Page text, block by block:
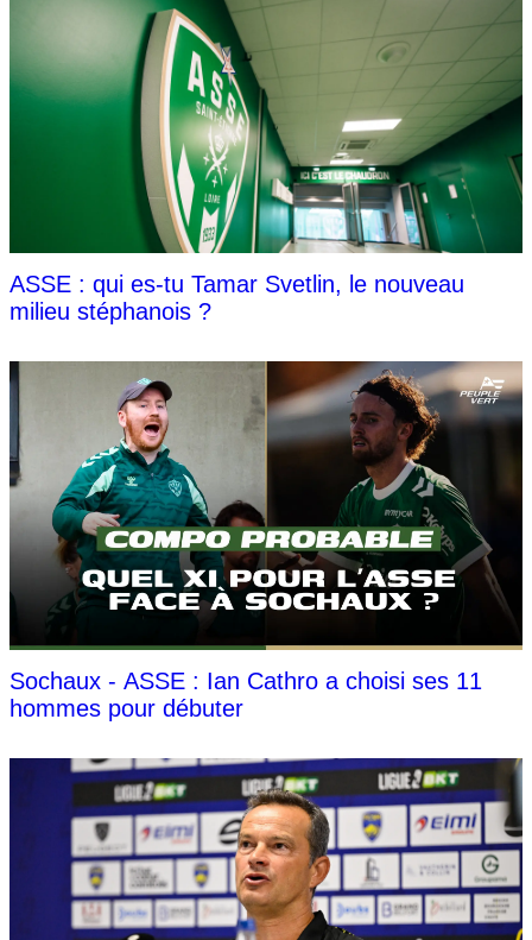
ASSE : qui es-tu Tamar Svetlin, le nouveau
milieu stéphanois ?
Sochaux - ASSE : Ian Cathro a choisi ses 11
hommes pour débuter